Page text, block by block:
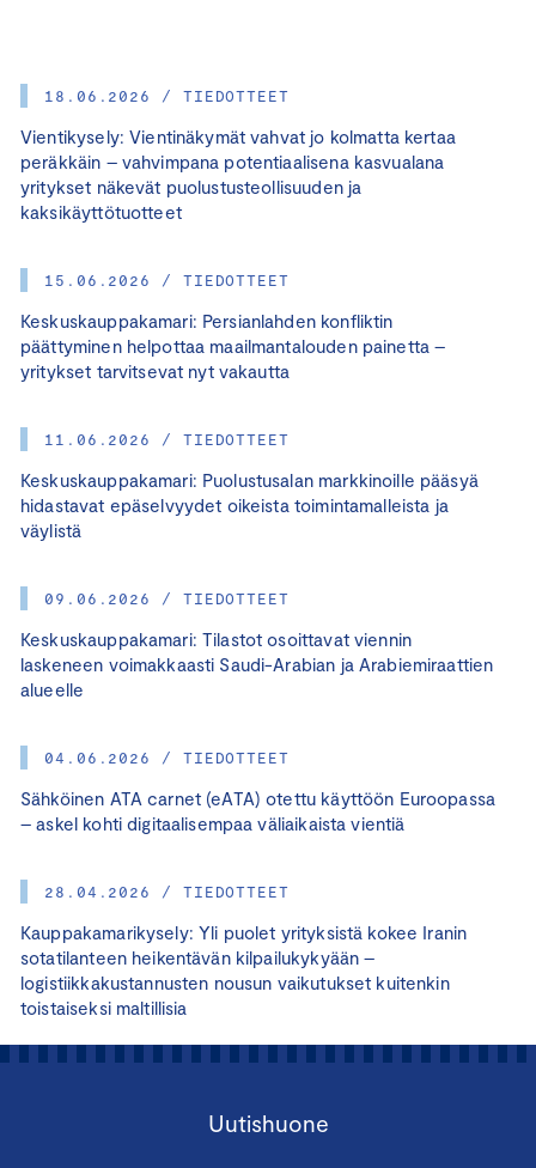
18.06.2026 / TIEDOTTEET
Vientikysely: Vientinäkymät vahvat jo kolmatta kertaa
peräkkäin – vahvimpana potentiaalisena kasvualana
yritykset näkevät puolustusteollisuuden ja
kaksikäyttötuotteet
15.06.2026 / TIEDOTTEET
Keskuskauppakamari: Persianlahden konfliktin
päättyminen helpottaa maailmantalouden painetta –
yritykset tarvitsevat nyt vakautta
11.06.2026 / TIEDOTTEET
Keskuskauppakamari: Puolustusalan markkinoille pääsyä
hidastavat epäselvyydet oikeista toimintamalleista ja
väylistä
09.06.2026 / TIEDOTTEET
Keskuskauppakamari: Tilastot osoittavat viennin
laskeneen voimakkaasti Saudi-Arabian ja Arabiemiraattien
alueelle
04.06.2026 / TIEDOTTEET
Sähköinen ATA carnet (eATA) otettu käyttöön Euroopassa
– askel kohti digitaalisempaa väliaikaista vientiä
28.04.2026 / TIEDOTTEET
Kauppakamarikysely: Yli puolet yrityksistä kokee Iranin
sotatilanteen heikentävän kilpailukykyään –
logistiikkakustannusten nousun vaikutukset kuitenkin
toistaiseksi maltillisia
Uutishuone